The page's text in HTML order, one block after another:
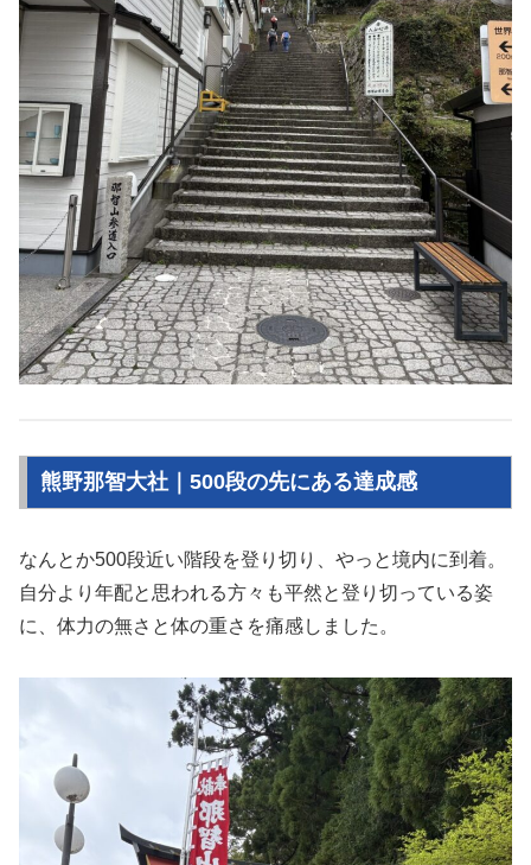
熊野那智大社｜500段の先にある達成感
なんとか500段近い階段を登り切り、やっと境内に到着。
自分より年配と思われる方々も平然と登り切っている姿
に、体力の無さと体の重さを痛感しました。